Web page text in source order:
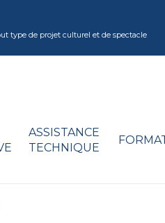
type de projet culturel et de spectacle
ASSISTANCE
TECHNIQUE